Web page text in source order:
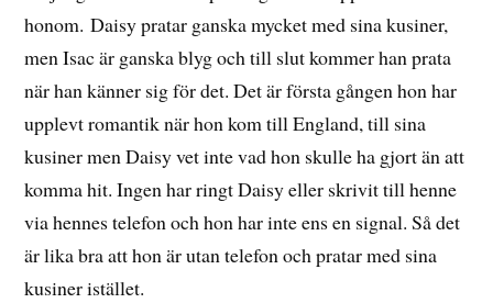
honom. Daisy pratar ganska mycket med sina kusiner,
men Isac är ganska blyg och till slut kommer han prata
när han känner sig för det. Det är första gången hon har
upplevt romantik när hon kom till England, till sina
kusiner men Daisy vet inte vad hon skulle ha gjort än att
komma hit. Ingen har ringt Daisy eller skrivit till henne
via hennes telefon och hon har inte ens en signal. Så det
är lika bra att hon är utan telefon och pratar med sina
kusiner istället.